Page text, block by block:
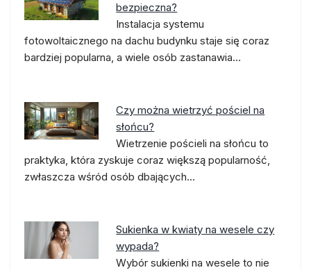
bezpieczna?
Instalacja systemu
fotowoltaicznego na dachu budynku staje się coraz
bardziej popularna, a wiele osób zastanawia…
Czy można wietrzyć pościel na
słońcu?
Wietrzenie pościeli na słońcu to
praktyka, która zyskuje coraz większą popularność,
zwłaszcza wśród osób dbających…
Sukienka w kwiaty na wesele czy
wypada?
Wybór sukienki na wesele to nie